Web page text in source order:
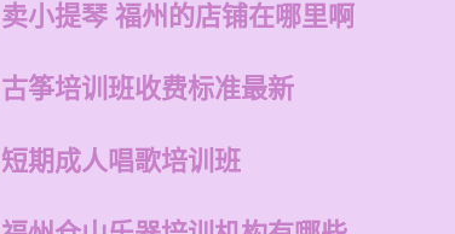
卖小提琴 福州的店铺在哪里啊
古筝培训班收费标准最新
短期成人唱歌培训班